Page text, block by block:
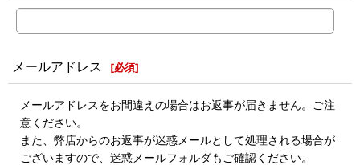
メールアドレス [必須]
メールアドレスをお間違えの場合はお返事が届きません。ご注
意ください。
また、弊店からのお返事が迷惑メールとして処理される場合が
ございますので、迷惑メールフォルダもご確認ください。